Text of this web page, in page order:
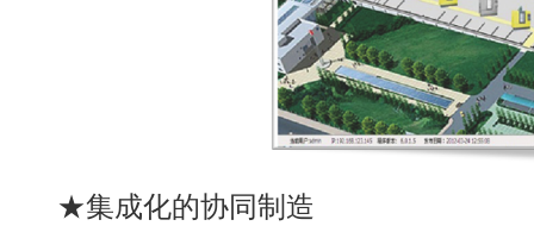
★集成化的协同制造